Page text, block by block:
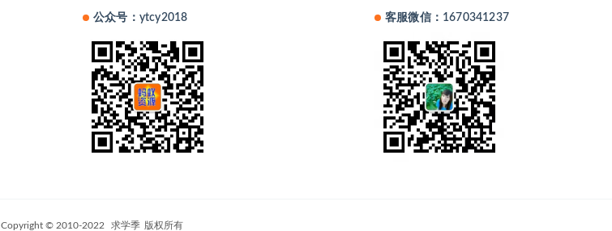
公众号：ytcy2018 客服微信：1670341237
Copyright © 2010-2022 求学季 版权所有